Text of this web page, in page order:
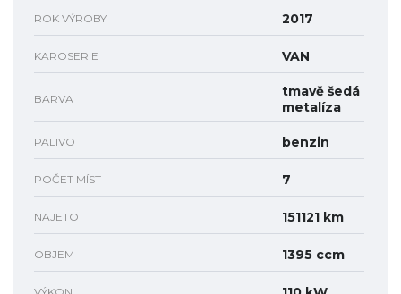
ROK VÝROBY 2017
KAROSERIE VAN
BARVA
tmavě šedá
metalíza
PALIVO benzin
POČET MÍST 7
NAJETO 151121 km
OBJEM 1395 ccm